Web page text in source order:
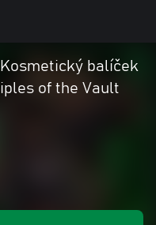
balíček
of the Vault